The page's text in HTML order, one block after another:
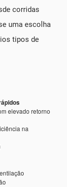
corridas
uma escolha
tipos de
elevado retorno
na